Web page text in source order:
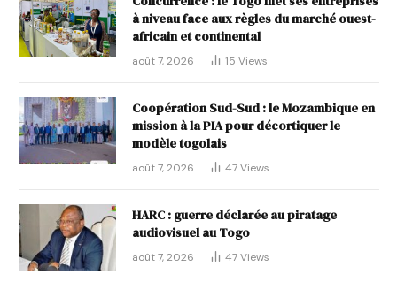
à niveau face aux règles du marché ouest-
africain et continental
août 7, 2026 15 Views
Coopération Sud-Sud : le Mozambique en
mission à la PIA pour décortiquer le
modèle togolais
août 7, 2026 47Views
HARC : guerre déclarée au piratage
audiovisuel au Togo
août 7, 2026 47Views